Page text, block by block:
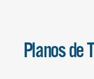
Planos de